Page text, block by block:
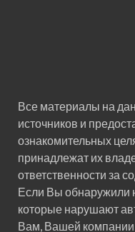
Все материалы на
источников и
ознакомительных
принадлежат их
ответственности за
Если Вы обнаружили
которые нарушают
Вам, Вашей компании